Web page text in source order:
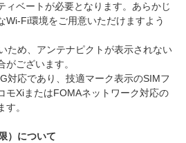
ィベートが必要となります。あらかじ
Wi-Fi環境をご用意いただけますよう
ため、アンテナピクトが表示されない
ございます。
対応であり、技適マーク表示のSIMフ
モXiまたはFOMAネットワーク対応の
。
）について